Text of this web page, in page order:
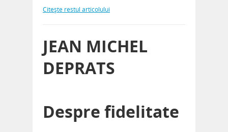
Citeşte restul articolului
JEAN MICHEL
DEPRATS
Despre fidelitate